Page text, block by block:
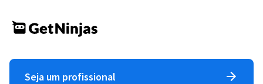
Seja um profissional